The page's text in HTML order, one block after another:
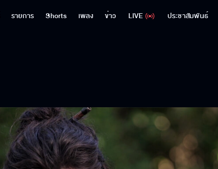
รายการ Shorts เพลง ข่าว LIVE ประชาสัมพันธ์